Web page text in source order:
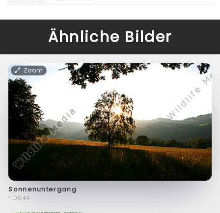
Ähnliche Bilder
Zoom
Sonnenuntergang
f10044